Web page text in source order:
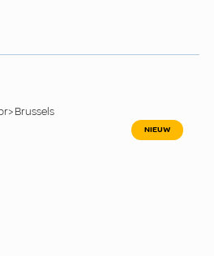
NIEUW